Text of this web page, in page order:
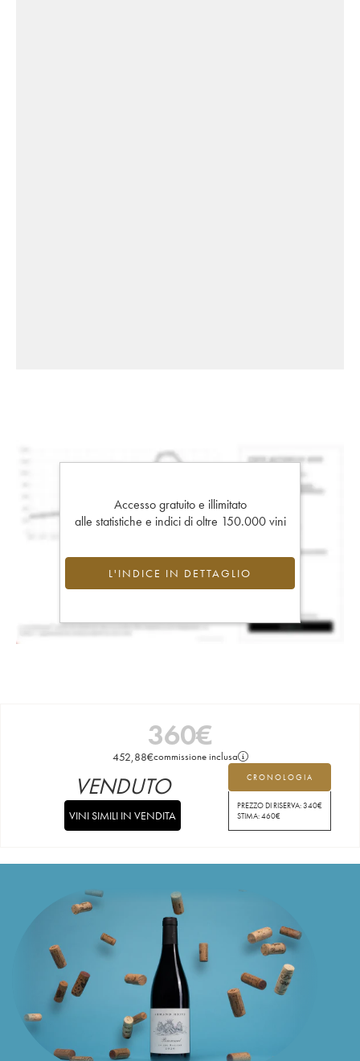
Accesso gratuito e illimitato
alle statistiche e indici di oltre 150.000 vini
L'INDICE IN DETTAGLIO
360€
452,88€commissione inclusa
CRONOLOGIA
PREZZO DI RISERVA:340€
STIMA:460€
VENDUTO
VINI SIMILI IN VENDITA